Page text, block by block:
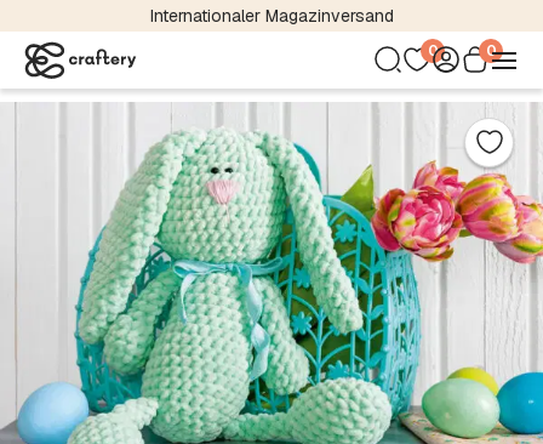
Kostenloser Versand bereits ab 24,95 €
0 0